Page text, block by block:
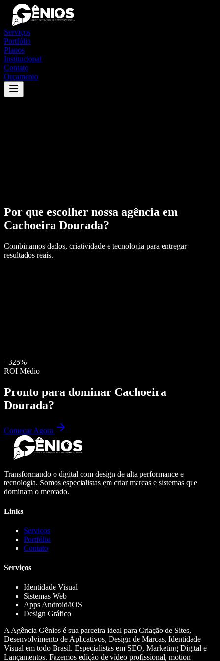
Serviços
Portfólio
Planos
Institucional
Contato
Orçamento
Por que escolher nossa agência em
Cachoeira Dourada?
Combinamos dados, criatividade e tecnologia para entregar
resultados reais.
+325%
ROI Médio
Pronto para dominar Cachoeira
Dourada?
Começar Agora
Transformando o digital com design de alta performance e
tecnologia. Somos especialistas em criar marcas e sistemas que
dominam o mercado.
Links
Serviços
Portfólio
Contato
Serviços
Identidade Visual
Sistemas Web
Apps Android/iOS
Design Gráfico
A Agência Gênios é sua parceira ideal para Criação de Sites,
Desenvolvimento de Aplicativos, Design de Marcas, Identidade
Visual em todo Brasil. Especialistas em SEO, Marketing Digital e
Lançamentos. Fazemos edição de vídeo profissional, motion